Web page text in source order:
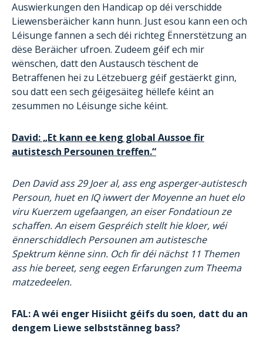
Auswierkungen den Handicap op déi verschidde
Liewensberäicher kann hunn. Just esou kann een och
Léisunge fannen a sech déi richteg Ënnerstëtzung an
dëse Beräicher ufroen. Zudeem géif ech mir
wënschen, datt den Austausch tëschent de
Betraffenen hei zu Lëtzebuerg géif gestäerkt ginn,
sou datt een sech géigesäiteg hëllefe kéint an
zesummen no Léisunge siche kéint.
David: „Et kann ee keng global Aussoe fir
autistesch Persounen treffen.“
Den David ass 29 Joer al, ass eng asperger-autistesch
Persoun, huet en IQ iwwert der Moyenne an huet elo
viru Kuerzem ugefaangen, an eiser Fondatioun ze
schaffen. An eisem Gespréich stellt hie kloer, wéi
ënnerschiddlech Persounen am autistesche
Spektrum kënne sinn. Och fir déi nächst 11 Themen
ass hie bereet, seng eegen Erfarungen zum Theema
matzedeelen.
FAL: A wéi enger Hisiicht géifs du soen, datt du an
dengem Liewe selbststänneg bass?